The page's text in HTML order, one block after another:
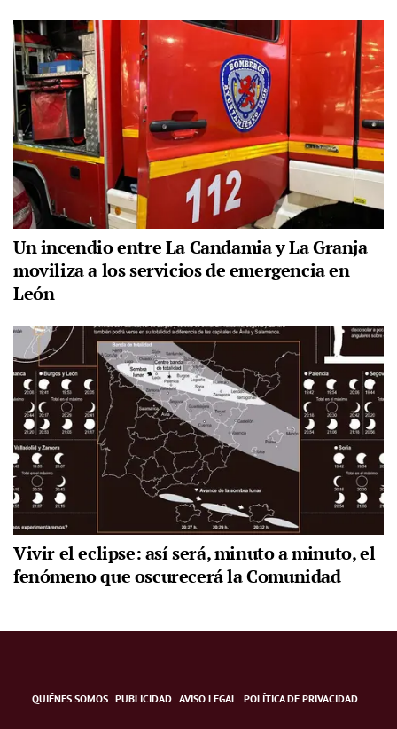
Un incendio entre La Candamia y La Granja
moviliza a los servicios de emergencia en
León
Vivir el eclipse: así será, minuto a minuto, el
fenómeno que oscurecerá la Comunidad
QUIÉNES SOMOS PUBLICIDAD AVISO LEGAL POLÍTICA DE PRIVACIDAD